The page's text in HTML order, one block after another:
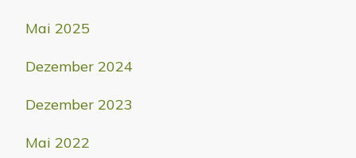
Mai 2025
Dezember 2024
Dezember 2023
Mai 2022